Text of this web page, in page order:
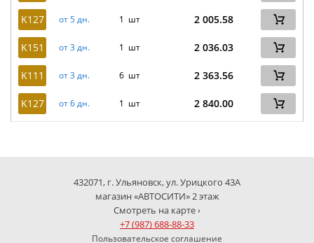
K127 от 5 дн. 1 шт 2 005.58
K151 от 3 дн. 1 шт 2 036.03
K111 от 3 дн. 6 шт 2 363.56
K127 от 6 дн. 1 шт 2 840.00
432071, г. Ульяновск, ул. Урицкого 43А
магазин «АВТОСИТИ» 2 этаж
Смотреть на карте ›
+7 (987) 688-88-33
Пользовательское соглашение